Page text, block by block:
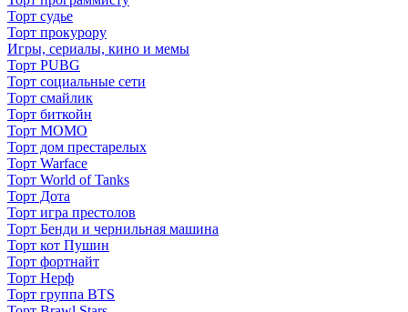
Торт судье
Торт прокурору
Игры, сериалы, кино и мемы
Торт PUBG
Торт социальные сети
Торт смайлик
Торт биткойн
Торт МОМО
Торт дом престарелых
Торт Warface
Торт World of Tanks
Торт Дота
Торт игра престолов
Торт Бенди и чернильная машина
Торт кот Пушин
Торт фортнайт
Торт Нерф
Торт группа BTS